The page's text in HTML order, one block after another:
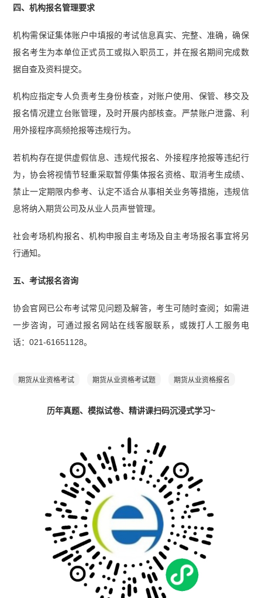
四、机构报名管理要求
机构需保证集体账户中填报的考试信息真实、完整、准确，确保
报名考生为本单位正式员工或拟入职员工，并在报名期间完成数
据自查及资料提交。
机构应指定专人负责考生身份核查，对账户使用、保管、移交及
报名情况建立台账管理，及时开展内部核查。严禁账户泄露、利
用外接程序高频抢报等违规行为。
若机构存在提供虚假信息、违规代报名、外接程序抢报等违纪行
为，协会将视情节轻重采取暂停集体报名资格、取消考生成绩、
禁止一定期限内参考、认定不适合从事相关业务等措施，违规信
息将纳入期货公司及从业人员声誉管理。
社会考场机构报名、机构申报自主考场及自主考场报名事宜将另
行通知。
五、考试报名咨询
协会官网已公布考试常见问题及解答，考生可随时查阅；如需进
一步咨询，可通过报名网站在线客服联系，或拨打人工服务电
话：021-61651128。
期货从业资格考试 期货从业资格考试题 期货从业资格报名
历年真题、模拟试卷、精讲课扫码沉浸式学习~